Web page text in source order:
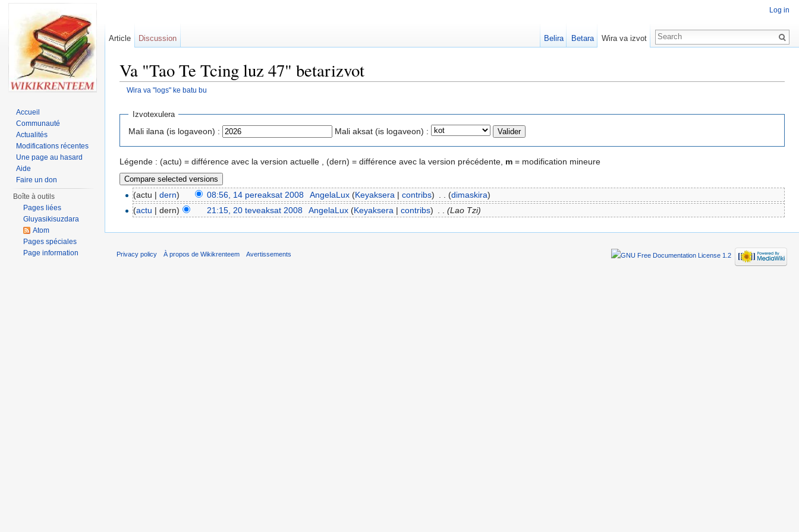
Va "Tao Te Tcing luz 47" betarizvot
Wira va "logs" ke batu bu
Izvotexulera
Mali ilana (is logaveon) : Mali aksat (is logaveon) :
Légende : (actu) = différence avec la version actuelle , (dern) = différence avec la version précédente, m = modification mineure
(actu |dern) 08:56, 14 pereaksat 2008 AngelaLux (Keyaksera | contribs) (dimaskira)
(actu | dern) 21:15, 20 teveaksat 2008 AngelaLux (Keyaksera | contribs) (Lao Tzi)
Log in
Article Discussion Belira Betara Wira va izvot
Accueil
Communauté
Actualités
Modifications récentes
Une page au hasard
Aide
Faire un don
Boîte à outils
Pages liées
Gluyasikisuzdara
Atom
Pages spéciales
Page information
Privacy policy À propos de Wikikrenteem Avertissements